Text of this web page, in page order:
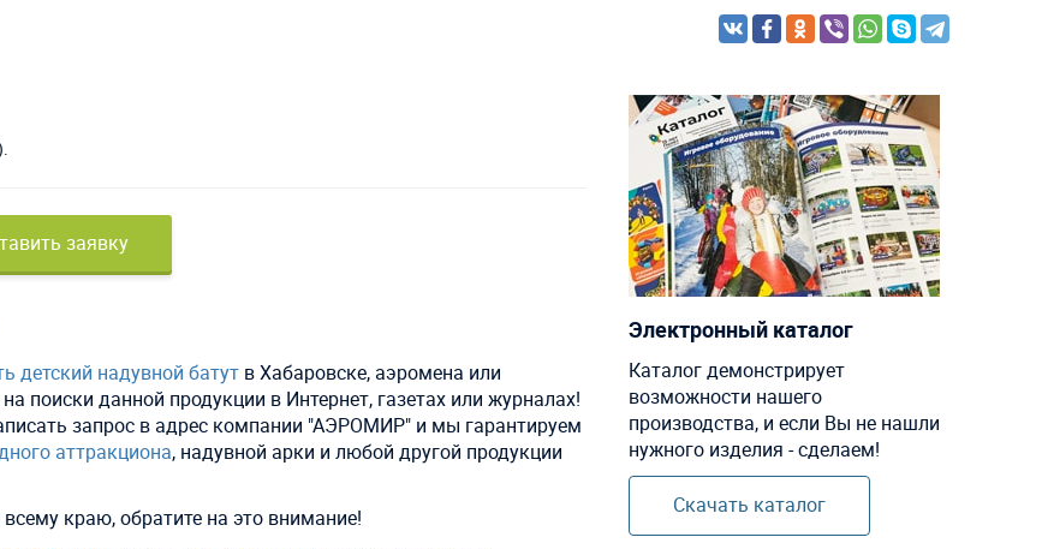
заявку
детский надувной батут в Хабаровске, аэромена или
поиски данной продукции в Интернет, газетах или журналах!
запрос в адрес компании "АЭРОМИР" и мы гарантируем
аттракциона, надувной арки и любой другой продукции
краю, обратите на это внимание!
Электронный каталог
Каталог демонстрирует
возможности нашего
производства, и если Вы не нашли
нужного изделия - сделаем!
Скачать каталог